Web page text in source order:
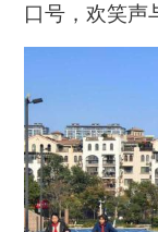
口号，欢笑声